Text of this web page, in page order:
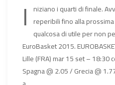
I niziano i quarti di finale.
reperibili fino alla
qualcosa di utile per non
EuroBasket 2015.
Lille (FRA) mar 15 set – 18:30
Spagna @ 2.05 / Grecia @